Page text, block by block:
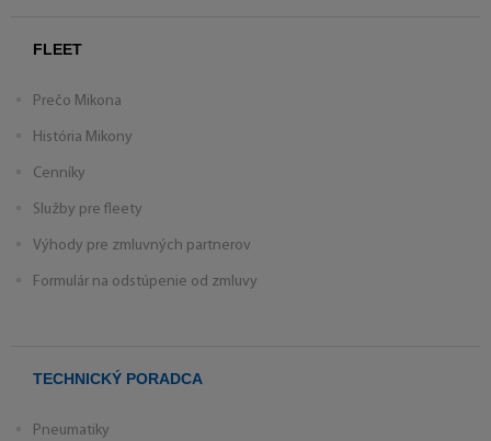
FLEET
Prečo Mikona
História Mikony
Cenníky
Služby pre fleety
Výhody pre zmluvných partnerov
Formulár na odstúpenie od zmluvy
TECHNICKÝ PORADCA
Pneumatiky